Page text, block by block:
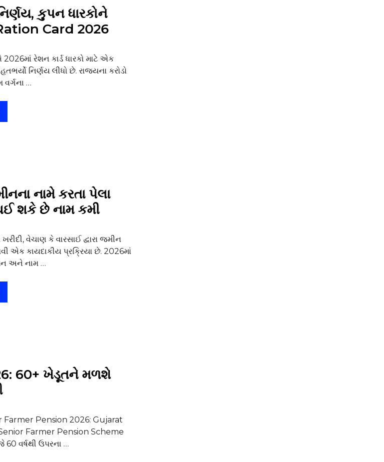
કુપન ધારકોને
Card 2026
રેશન કાર્ડ ધારકો માટે એક
નિર્ણય લીધો છે. રાજ્યના કરોડો
…
નામે કરતા પેલા
શકે છે નામ કમી
વેચાણ કે વારસાઈ દ્વારા જમીન
એક કાયદાકીય પ્રક્રિયા છે. 2026માં
અને નામ …
60+ ખેડૂતને મળશે
Farmer Pension 2026: Gujarat
Farmer Pension Scheme
60 વર્ષથી ઉપરના …